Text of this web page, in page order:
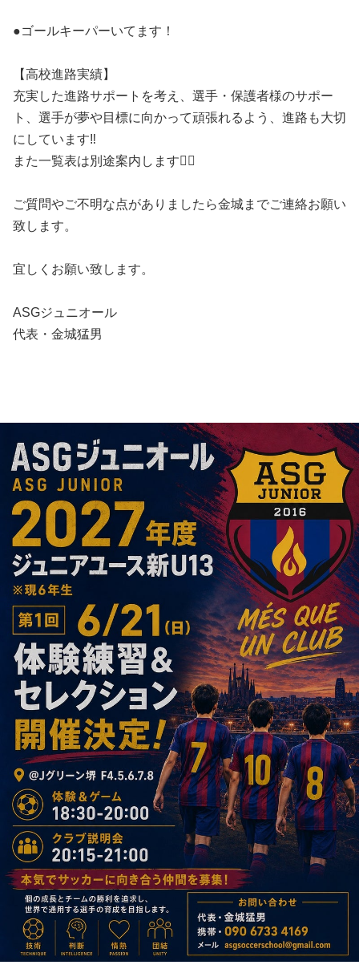
●ゴールキーパーいてます！
【高校進路実績】
充実した進路サポートを考え、選手・保護者様のサポー
ト、選手が夢や目標に向かって頑張れるよう、進路も大切
にしています‼️
また一覧表は別途案内します🙆‍♂️
ご質問やご不明な点がありましたら金城までご連絡お願い
致します。
宜しくお願い致します。
ASGジュニオール
代表・金城猛男